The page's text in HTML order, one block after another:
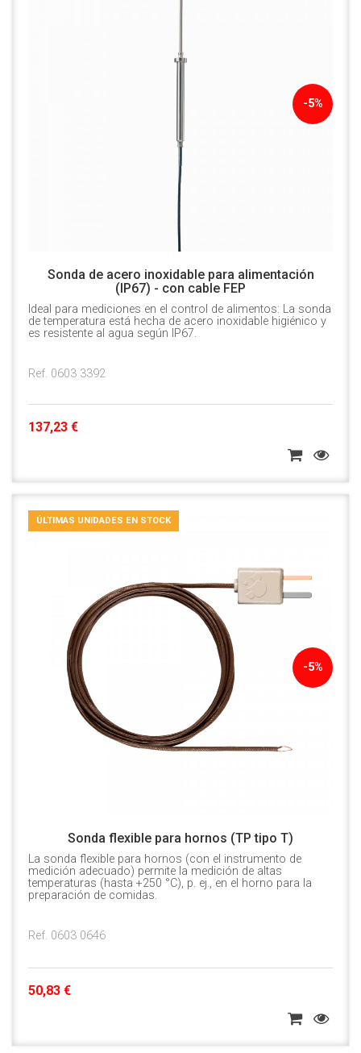
-5%
Sonda de acero inoxidable para alimentación
(IP67) - con cable FEP
Ideal para mediciones en el control de alimentos: La sonda
de temperatura está hecha de acero inoxidable higiénico y
es resistente al agua según IP67.
Ref. 0603 3392
137,23 €
-5%
ÚLTIMAS UNIDADES EN STOCK
Sonda flexible para hornos (TP tipo T)
La sonda flexible para hornos (con el instrumento de
medición adecuado) permite la medición de altas
temperaturas (hasta +250 °C), p. ej., en el horno para la
preparación de comidas.
Ref. 0603 0646
50,83 €